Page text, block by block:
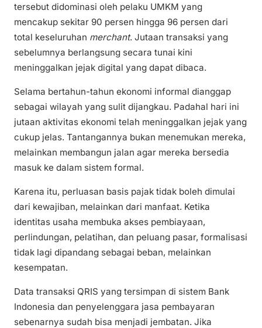
tersebut didominasi oleh pelaku UMKM yang
mencakup sekitar 90 persen hingga 96 persen dari
total keseluruhan merchant. Jutaan transaksi yang
sebelumnya berlangsung secara tunai kini
meninggalkan jejak digital yang dapat dibaca.
Selama bertahun-tahun ekonomi informal dianggap
sebagai wilayah yang sulit dijangkau. Padahal hari ini
jutaan aktivitas ekonomi telah meninggalkan jejak yang
cukup jelas. Tantangannya bukan menemukan mereka,
melainkan membangun jalan agar mereka bersedia
masuk ke dalam sistem formal.
Karena itu, perluasan basis pajak tidak boleh dimulai
dari kewajiban, melainkan dari manfaat. Ketika
identitas usaha membuka akses pembiayaan,
perlindungan, pelatihan, dan peluang pasar, formalisasi
tidak lagi dipandang sebagai beban, melainkan
kesempatan.
Data transaksi QRIS yang tersimpan di sistem Bank
Indonesia dan penyelenggara jasa pembayaran
sebenarnya sudah bisa menjadi jembatan. Jika